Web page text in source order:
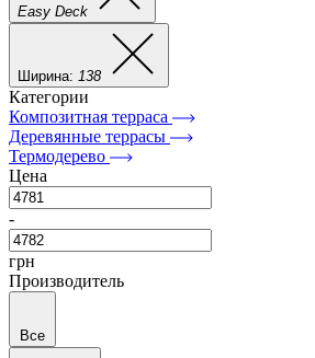
Easy Deck
Ширина: 138
Категории
Композитная терраса
Деревянные террасы
Термодерево
Цена
-
грн
Производитель
Все